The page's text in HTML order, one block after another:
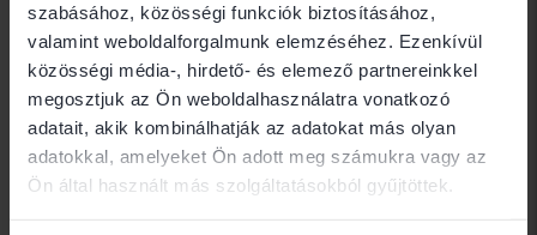
szabásához, közösségi funkciók biztosításához,
valamint weboldalforgalmunk elemzéséhez. Ezenkívül
közösségi média-, hirdető- és elemező partnereinkkel
megosztjuk az Ön weboldalhasználatra vonatkozó
adatait, akik kombinálhatják az adatokat más olyan
adatokkal, amelyeket Ön adott meg számukra vagy az
Ön által használt más szolgáltatásokból gyűjtöttek.
1137 Budapest
Amennyiben nem találja a keresett ügyvéd
elérhetőségét (email, telefon), abban az esetben
nem Ügyvédbróker partner. Közvetlen